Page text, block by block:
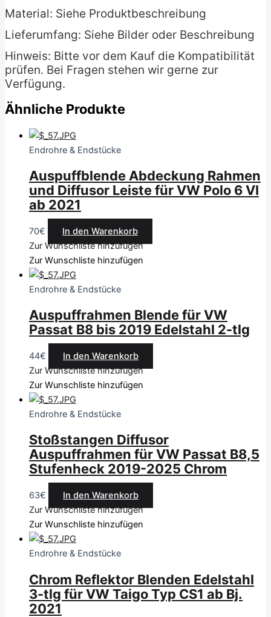
Material: Siehe Produktbeschreibung
Lieferumfang: Siehe Bilder oder Beschreibung
Hinweis: Bitte vor dem Kauf die Kompatibilität
prüfen. Bei Fragen stehen wir gerne zur
Verfügung.
Ähnliche Produkte
Endrohre & Endstücke
Auspuffblende Abdeckung Rahmen
und Diffusor Leiste für VW Polo 6 VI
ab 2021
70€
In den Warenkorb
Zur Wunschliste hinzufügen
Zur Wunschliste hinzufügen
Endrohre & Endstücke
Auspuffrahmen Blende für VW
Passat B8 bis 2019 Edelstahl 2-tlg
44€
In den Warenkorb
Zur Wunschliste hinzufügen
Zur Wunschliste hinzufügen
Endrohre & Endstücke
Stoßstangen Diffusor
Auspuffrahmen für VW Passat B8,5
Stufenheck 2019-2025 Chrom
63€
In den Warenkorb
Zur Wunschliste hinzufügen
Zur Wunschliste hinzufügen
Endrohre & Endstücke
Chrom Reflektor Blenden Edelstahl
3-tlg für VW Taigo Typ CS1 ab Bj.
2021